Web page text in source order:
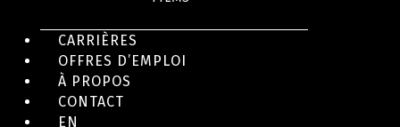
CARRIÈRES
OFFRES D’EMPLOI
À PROPOS
CONTACT
EN